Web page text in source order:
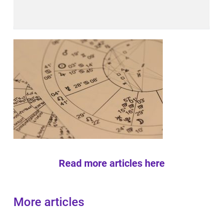
Read more articles here
More articles